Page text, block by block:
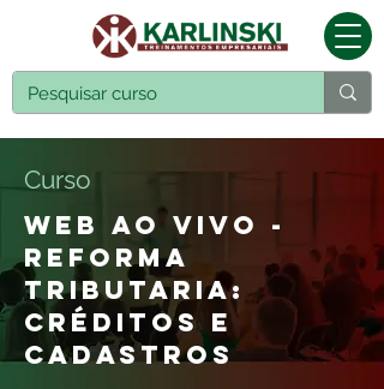
Curso
WEB AO VIVO -
REFORMA
TRIBUTARIA:
CRÉDITOS E
CADASTROS